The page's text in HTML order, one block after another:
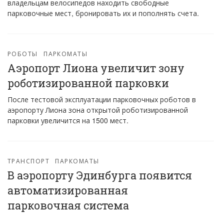
владельцам велосипедов находить свободные
парковочные мест, бронировать их и пополнять счета.
РОБОТЫ ПАРКОМАТЫ
Аэропорт Лиона увеличит зону
роботизированной парковки
После тестовой эксплуатации парковочных роботов в
аэропорту Лиона зона открытой роботизированной
парковки увеличится на 1500 мест.
ТРАНСПОРТ ПАРКОМАТЫ
В аэропорту Эдинбурга появится
автоматизированная
парковочная система